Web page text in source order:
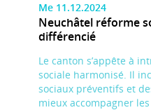
Me 11.12.2024
Neuchâtel réforme
différencié
Le canton s’appête à
sociale harmonisé. Il
sociaux préventifs et
mieux accompagner